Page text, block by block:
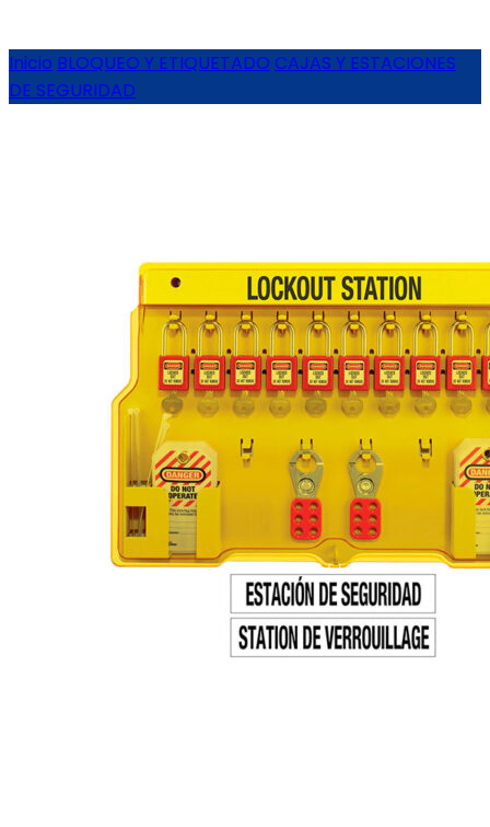
Inicio BLOQUEO Y ETIQUETADO CAJAS Y ESTACIONES
DE SEGURIDAD